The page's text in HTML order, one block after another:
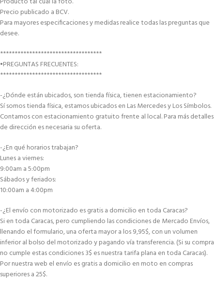
Precio publicado a BCV.
Para mayores especificaciones y medidas realice todas las preguntas que
desee.
***********************************
•PREGUNTAS FRECUENTES:
***********************************
-¿Dónde están ubicados, son tienda física, tienen estacionamiento?
Sí somos tienda física, estamos ubicados en Las Mercedes y Los Símbolos.
Contamos con estacionamiento gratuito frente al local. Para más detalles
de dirección es necesaria su oferta.
-¿En qué horarios trabajan?
Lunes a viernes:
9:00am a 5:00pm
Sábados y feriados:
10:00am a 4:00pm
-¿El envío con motorizado es gratis a domicilio en toda Caracas?
Si en toda Caracas, pero cumpliendo las condiciones de Mercado Envíos,
llenando el formulario, una oferta mayor a los 9,95$, con un volumen
inferior al bolso del motorizado y pagando vía transferencia. (Si su compra
no cumple estas condiciones 3$ es nuestra tarifa plana en toda Caracas).
Por nuestra web el envío es gratis a domicilio en moto en compras
superiores a 25$.